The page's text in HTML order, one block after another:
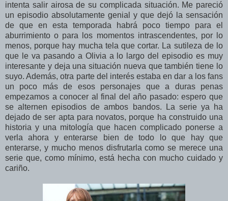
intenta salir airosa de su complicada situación. Me pareció
un episodio absolutamente genial y que dejó la sensación
de que en esta temporada habrá poco tiempo para el
aburrimiento o para los momentos intrascendentes, por lo
menos, porque hay mucha tela que cortar. La sutileza de lo
que le va pasando a Olivia a lo largo del episodio es muy
interesante y deja una situación nueva que también tiene lo
suyo. Además, otra parte del interés estaba en dar a los fans
un poco más de esos personajes que a duras penas
empezamos a conocer al final del año pasado: espero que
se alternen episodios de ambos bandos. La serie ya ha
dejado de ser apta para novatos, porque ha construido una
historia y una mitología que hacen complicado ponerse a
verla ahora y enterarse bien de todo lo que hay que
enterarse, y mucho menos disfrutarla como se merece una
serie que, como mínimo, está hecha con mucho cuidado y
cariño.